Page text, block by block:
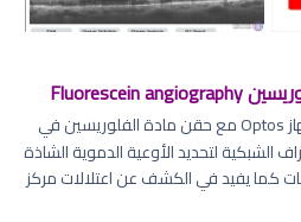
- تصوير الشبكية بصبغة الفلوريسين Fluorescein angiography
حيث يتم تصوير الشبكية بجهاز Optos مع حقن مادة الفلوريسين في
الشبكية لتحديد الأوعية الدموية الشاذة
كما يفيد في الكشف عن اعتلالات مركز